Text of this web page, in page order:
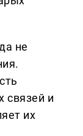
не
связей и
их